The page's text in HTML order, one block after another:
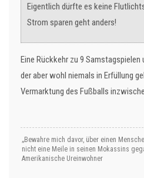
Eigentlich dürfte es keine
Strom sparen geht anders!
Eine Rückkehr zu 9 Samstagspielen
der aber wohl niemals in Erfüllung
Vermarktung des Fußballs
„Bewahre mich davor, über einen
nicht eine Meile in seinen Mokassins
Amerikanische Ureinwohner